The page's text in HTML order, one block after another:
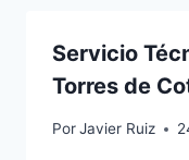
Servicio
Torres de
PorJavier Ruiz